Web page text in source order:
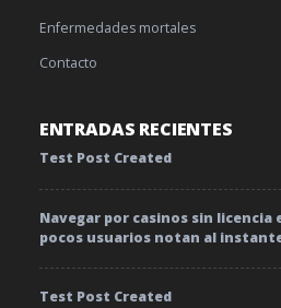
Enfermedades mortales
Contacto
ENTRADAS RECIENTES
Test Post Created
Navegar por casinos sin licencia
pocos usuarios notan al
Test Post Created